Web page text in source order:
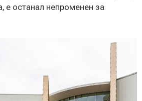
е останал непроменен за